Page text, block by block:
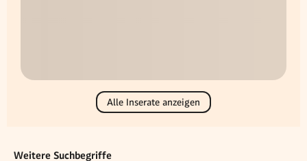
Alle Inserate anzeigen
Weitere Suchbegriffe